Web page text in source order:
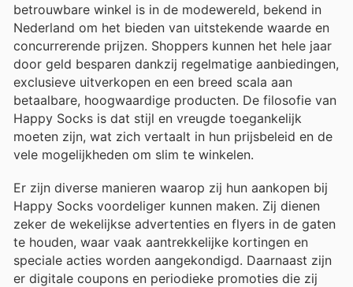
betrouwbare winkel is in de modewereld, bekend in
Nederland om het bieden van uitstekende waarde en
concurrerende prijzen. Shoppers kunnen het hele jaar
door geld besparen dankzij regelmatige aanbiedingen,
exclusieve uitverkopen en een breed scala aan
betaalbare, hoogwaardige producten. De filosofie van
Happy Socks is dat stijl en vreugde toegankelijk
moeten zijn, wat zich vertaalt in hun prijsbeleid en de
vele mogelijkheden om slim te winkelen.
Er zijn diverse manieren waarop zij hun aankopen bij
Happy Socks voordeliger kunnen maken. Zij dienen
zeker de wekelijkse advertenties en flyers in de gaten
te houden, waar vaak aantrekkelijke kortingen en
speciale acties worden aangekondigd. Daarnaast zijn
er digitale coupons en periodieke promoties die zij